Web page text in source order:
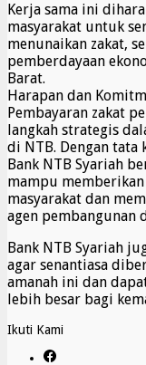
Kerja sama ini
masyarakat untuk
menunaikan zakat,
pemberdayaan
Barat.
Harapan dan
Pembayaran zakat
langkah strategis
di NTB. Dengan tata
Bank NTB Syariah
mampu
masyarakat dan
agen pembangunan
Bank NTB Syariah
agar senantiasa
amanah ini dan
lebih besar bagi
Ikuti Kami